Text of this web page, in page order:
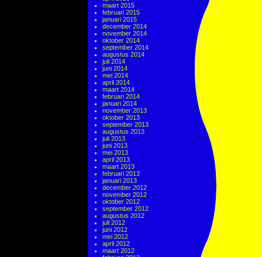
maart 2015
februari 2015
januari 2015
december 2014
november 2014
oktober 2014
september 2014
augustus 2014
juli 2014
juni 2014
mei 2014
april 2014
maart 2014
februari 2014
januari 2014
november 2013
oktober 2013
september 2013
augustus 2013
juli 2013
juni 2013
mei 2013
april 2013
maart 2013
februari 2013
januari 2013
december 2012
november 2012
oktober 2012
september 2012
augustus 2012
juli 2012
juni 2012
mei 2012
april 2012
maart 2012